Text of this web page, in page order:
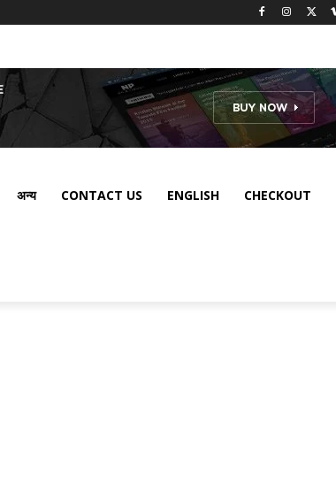
अन्य CONTACT US ENGLISH CHECKOUT